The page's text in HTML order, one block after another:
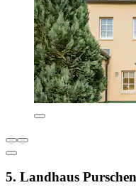
5. Landhaus